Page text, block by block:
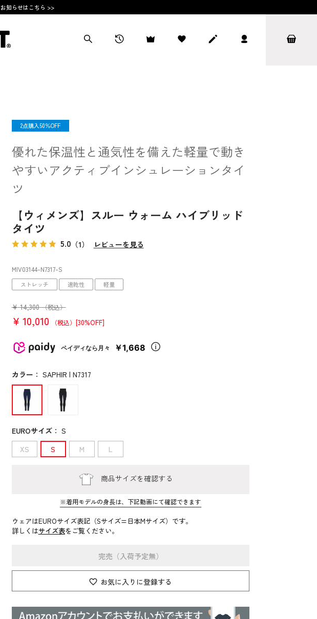
お知らせはこちら >>
優れた保温性と通気性を備えた軽量で動き
やすいアクティブインシュレーションタイ
ツ
【ウィメンズ】スルー ウォーム ハイブリッド
タイツ
5.0 （1） レビューを見る
MIV03144-N7317-S
OUTLET
ストレッチ 速乾性 軽量
2点購入50％OFF
¥ 14,300 （税込）
¥ 10,010 （税込） [30%OFF]
ペイディなら月々 ￥1,668
カラー ： SAPHIR | N7317
EUROサイズ： S
XS
S M L
商品サイズを確認する
※着用モデルの身長は、下記動画にて確認できます
ウェアはEUROサイズ表記（Sサイズ=日本Mサイズ）です。
詳しくはサイズ表をご覧ください。
完売（入荷予定無）
お気に入りに登録する